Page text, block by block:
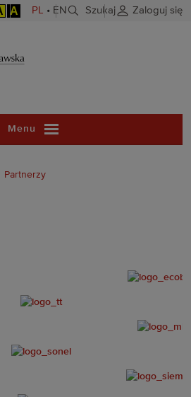
A PL • EN Szukaj Zaloguj się
Wydział
Menu
Partnerzy